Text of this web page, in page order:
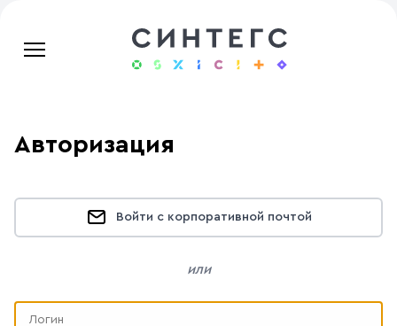
Авторизация
Войти с корпоративной почтой
или